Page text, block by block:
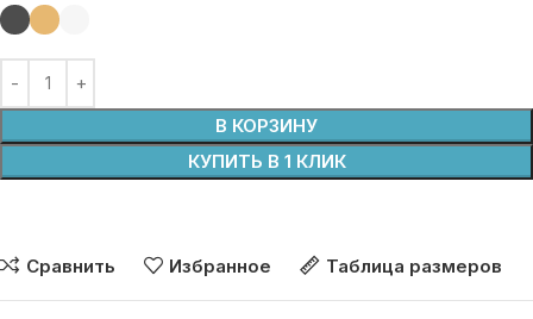
В КОРЗИНУ
КУПИТЬ В 1 КЛИК
Сравнить Избранное Таблица размеров